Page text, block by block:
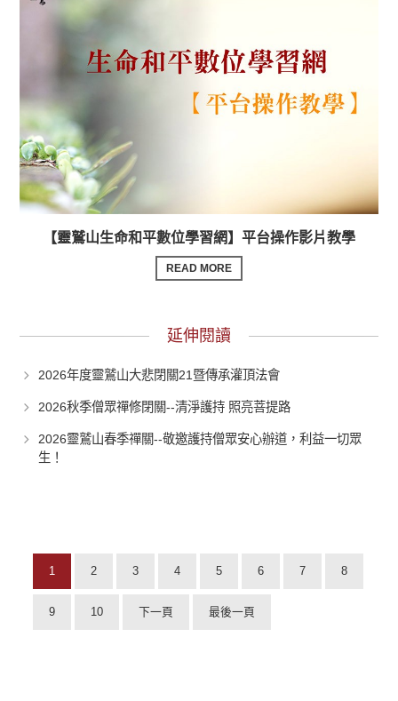
【靈鷲山生命和平數位學習網】平台操作影片教學
READ MORE
延伸閱讀
2026年度靈鷲山大悲閉關21暨傳承灌頂法會
2026秋季僧眾禪修閉關--清淨護持 照亮菩提路
2026靈鷲山春季禪關--敬邀護持僧眾安心辦道，利益一切眾
生！
1 2 3 4 5 6 7 8
9 10 下一頁 最後一頁